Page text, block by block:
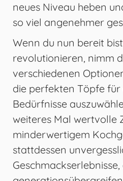
neues Niveau heben
so viel angenehmer
Wenn du nun bereit
revolutionieren, nimm
verschiedenen
die perfekten Töpfe für
Bedürfnisse
weiteres Mal wertvolle
minderwertigem
stattdessen
Geschmackserlebnisse,